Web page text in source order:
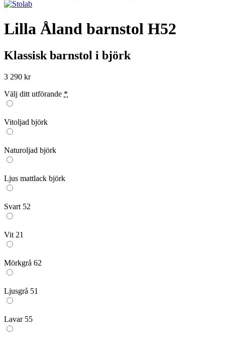
Lilla Åland barnstol H52
Klassisk barnstol i björk
3 290 kr
Välj ditt utförande *
Vitoljad björk
Naturoljad björk
Ljus mattlack björk
Svart 52
Vit 21
Mörkgrå 62
Ljusgrå 51
Lavar 55